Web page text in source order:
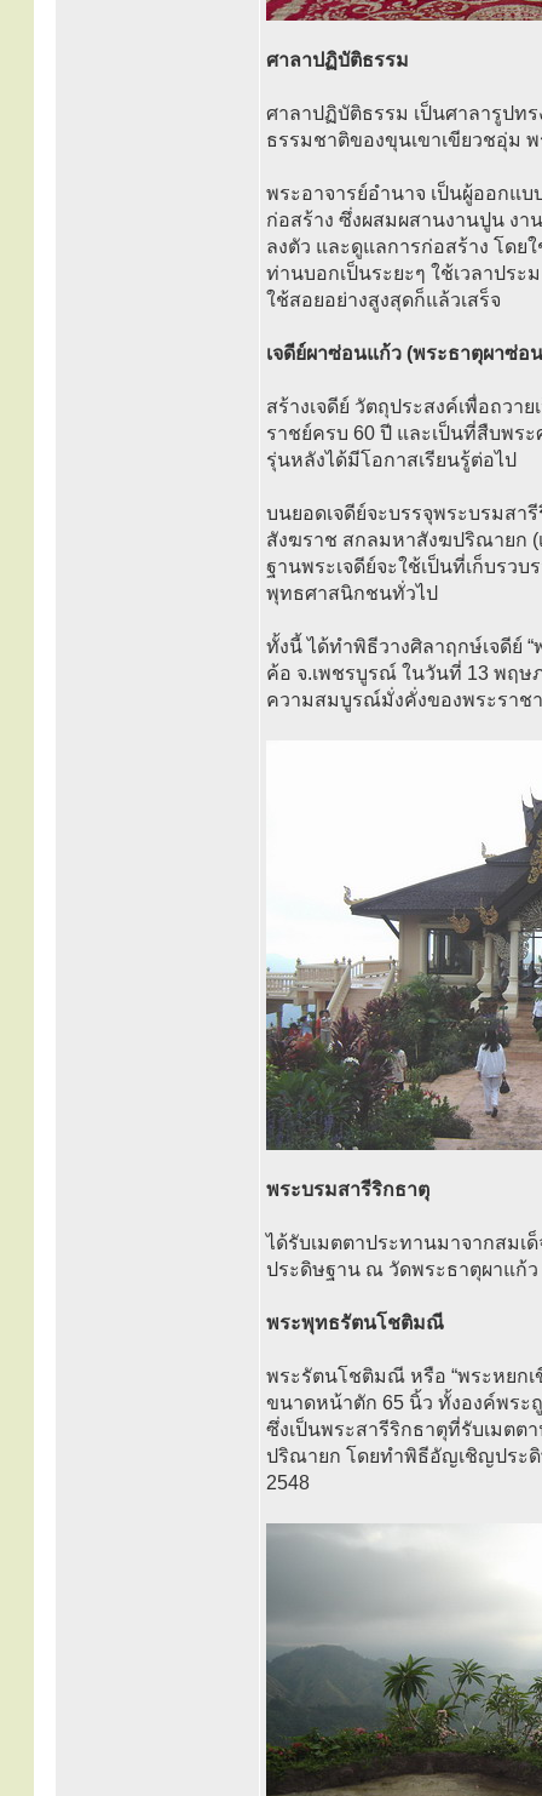
ศาลาปฏิบัติธรรม
ศาลาปฏิบัติธรรม เป็นศาลารูปท
ธรรมชาติของขุนเขาเขียวชอุ่ม
พระอาจารย์อำนาจ เป็นผู้ออกแ
ก่อสร้าง ซึ่งผสมผสานงานปูน ง
ลงตัว และดูแลการก่อสร้าง โด
ท่านบอกเป็นระยะๆ ใช้เวลาประ
ใช้สอยอย่างสูงสุดก็แล้วเสร็จ
เจดีย์ผาซ่อนแก้ว (พระธาตุผาซ่
สร้างเจดีย์ วัตถุประสงค์เพื่อถวา
ราชย์ครบ 60 ปี และเป็นที่สืบพร
รุ่นหลังได้มีโอกาสเรียนรู้ต่อไป
บนยอดเจดีย์จะบรรจุพระบรมสา
สังฆราช สกลมหาสังฆปริณายก (
ฐานพระเจดีย์จะใช้เป็นที่เก็บรว
พุทธศาสนิกชนทั่วไป
ทั้งนี้ ได้ทำพิธีวางศิลาฤกษ์เจดีย์
ค้อ จ.เพชรบูรณ์ ในวันที่ 13 พฤษ
ความสมบูรณ์มั่งคั่งของพระราช
พระบรมสารีริกธาตุ
ได้รับเมตตาประทานมาจากสม
ประดิษฐาน ณ วัดพระธาตุผาแก้
พระพุทธรัตนโชติมณี
พระรัตนโชติมณี หรือ “พระหยกเ
ขนาดหน้าตัก 65 นิ้ว ทั้งองค์พระ
ซึ่งเป็นพระสารีริกธาตุที่รับเมต
ปริณายก โดยทำพิธีอัญเชิญประ
2548